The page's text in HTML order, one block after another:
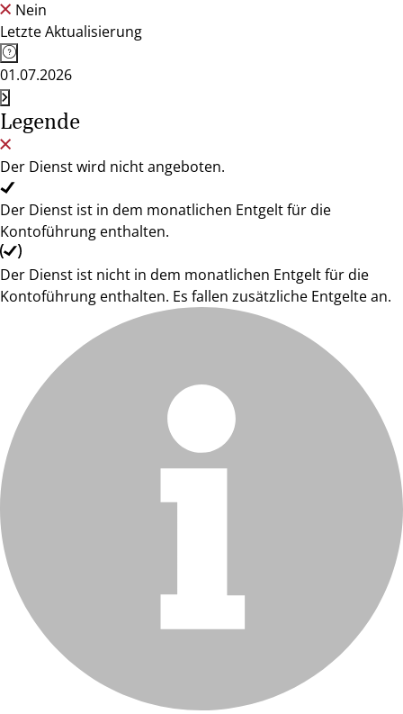
Nein
Letzte Aktualisierung
01.07.2026
Legende
Der Dienst wird nicht angeboten.
Der Dienst ist in dem monatlichen Entgelt für die
Kontoführung enthalten.
Der Dienst ist nicht in dem monatlichen Entgelt für die
Kontoführung enthalten. Es fallen zusätzliche Entgelte an.